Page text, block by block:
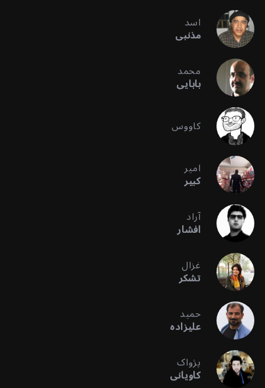
اسد
مذنبی
محمد
بابایی
کاووس
امیر
کبیر
آراد
افشار
غزال
تشکر
حمید
علیزاده
پژواک
کاویانی